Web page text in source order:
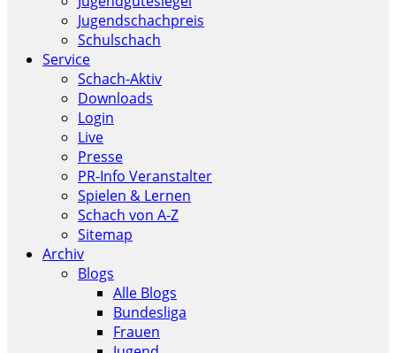
Jugendschachpreis
Schulschach
Service
Schach-Aktiv
Downloads
Login
Live
Presse
PR-Info Veranstalter
Spielen & Lernen
Schach von A-Z
Sitemap
Archiv
Blogs
Alle Blogs
Bundesliga
Frauen